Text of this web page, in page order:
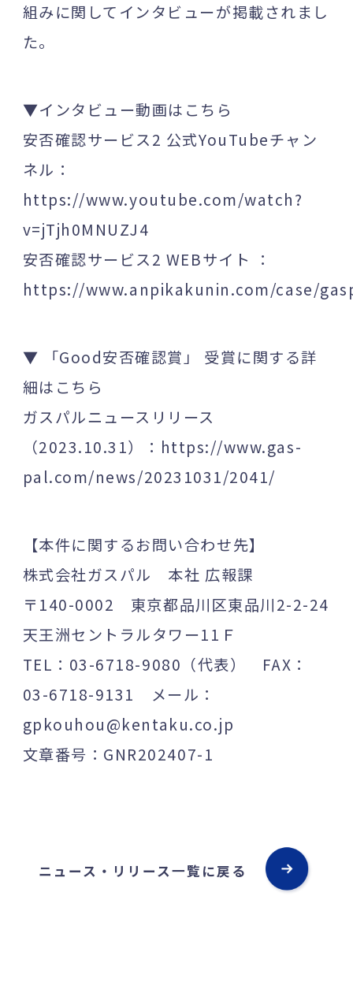
組みに関してインタビューが掲載されまし
た。
▼インタビュー動画はこちら
安否確認サービス2 公式YouTubeチャン
ネル：
https://www.youtube.com/watch?
v=jTjh0MNUZJ4
安否確認サービス2 WEBサイト ：
https://www.anpikakunin.com/case/
▼ 「Good安否確認賞」 受賞に関する詳
細はこちら
ガスパルニュースリリース
（2023.10.31）： https://www.gas-
pal.com/news/20231031/2041/
【本件に関するお問い合わせ先】
株式会社ガスパル 本社 広報課
〒140-0002 東京都品川区東品川2-2-24
天王洲セントラルタワー11Ｆ
TEL：03-6718-9080（代表） FAX：
03-6718-9131 メール：
gpkouhou@kentaku.co.jp
文章番号：GNR202407-1
ニュース・リリース一覧に戻る